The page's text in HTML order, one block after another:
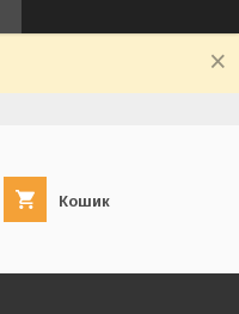
Кошик